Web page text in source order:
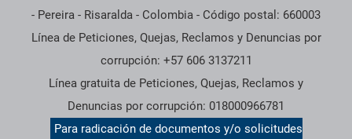
- Pereira - Risaralda - Colombia - Código postal: 660003
Línea de Peticiones, Quejas, Reclamos y Denuncias por
corrupción: +57 606 3137211
Línea gratuita de Peticiones, Quejas, Reclamos y
Denuncias por corrupción: 018000966781
Para radicación de documentos y/o solicitudes